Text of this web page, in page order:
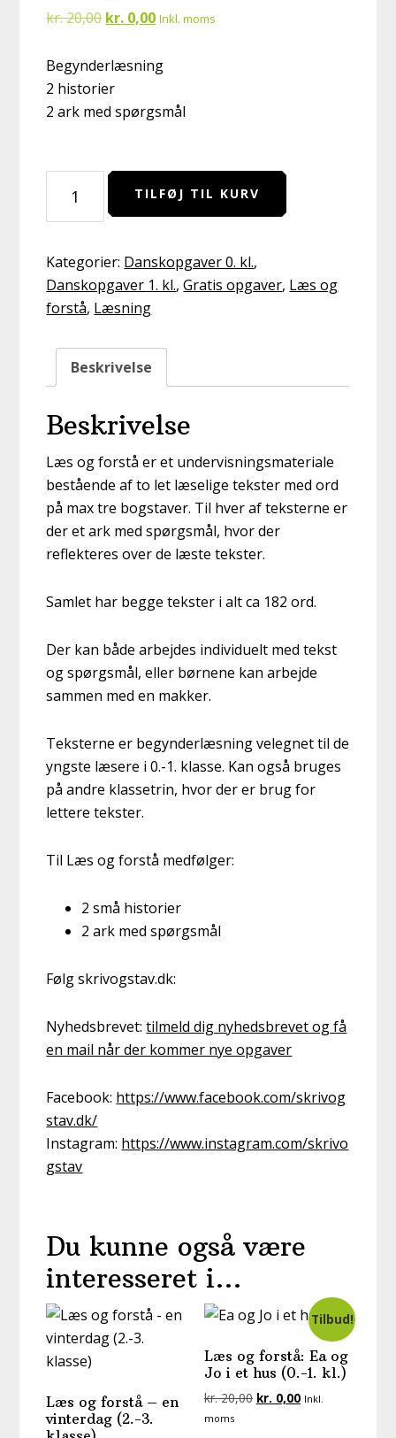
kr.20,00 Den
pris
var:
kr. 20,00.
kr. 0,00Den
pris
kr. 0,00.
Inkl. moms
Begynderlæsning
2 historier
2 ark med spørgsmål
forstå:
far
Åge
og
tur
(0.-1.
kl.)
antal
TILFØJ TIL KURV
Kategorier: Danskopgaver 0. kl.,
Danskopgaver 1. kl.,Gratis opgaver, Læs og
forstå, Læsning
Beskrivelse
Beskrivelse
Læs og forstå er et undervisningsmateriale
bestående af to let læselige tekster med ord
på max tre bogstaver. Til hver af teksterne er
der et ark med spørgsmål, hvor der
reflekteres over de læste tekster.
Samlet har begge tekster i alt ca 182 ord.
Der kan både arbejdes individuelt med tekst
og spørgsmål, eller børnene kan arbejde
sammen med en makker.
Teksterne er begynderlæsning velegnet til de
yngste læsere i 0.-1. klasse. Kan også bruges
på andre klassetrin, hvor der er brug for
lettere tekster.
Til Læs og forstå medfølger:
2 små historier
2 ark med spørgsmål
Følg skrivogstav.dk:
Nyhedsbrevet:tilmeld dig nyhedsbrevet og få
en mail når der kommer nye opgaver
Facebook: https://www.facebook.com/skrivog
stav.dk/
Instagram: https://www.instagram.com/skrivo
gstav
Du kunne også være
interesseret i…
Læs og forstå – en
vinterdag (2.-3.
Tilbud!
Læs og forstå: Ea og
Jo i et hus (0.-1. kl.)
kr.20,00 Den
kr. 0,00Den
Inkl.
moms